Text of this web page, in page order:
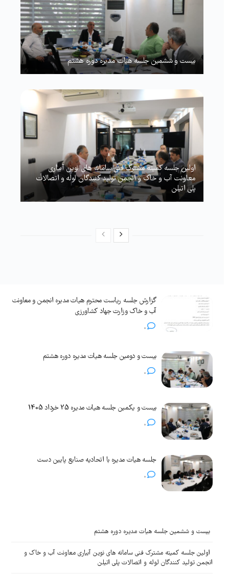
بیست و ششمین جلسه هیات مدیره دوره هشتم
اولین جلسه کمیته مشترک فنی سامانه های نوین آبیاری
معاونت آب و خاک و انجمن تولید کنندگان لوله و اتصالات
پلی اتیلن
گزارش جلسه ریاست محترم هیات مدیره انجمن و معاونت
آب و خاک وزارت جهاد کشاورزی
0
بیست و دومین جلسه هیات مدیره دوره هشتم
0
بیست و یکمین جلسه هیات مدیره 25 خرداد 1405
0
جلسه هیات مدیره با اتحادیه صنایع پایین دست
0
بیست و ششمین جلسه هیات مدیره دوره هشتم
اولین جلسه کمیته مشترک فنی سامانه های نوین آبیاری معاونت آب و خاک و
انجمن تولید کنندگان لوله و اتصالات پلی اتیلن